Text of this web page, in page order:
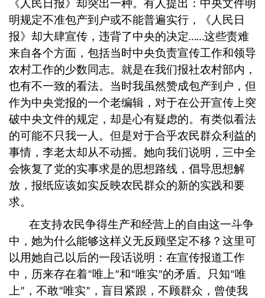
《人民日报》却突出一种。有人提出：中央文件明
明规定不准包产到户或不能普遍实行，《人民日
报》却大肆宣传，违背了中央的决定……这些责难
来自各个方面，包括当时中央负责宣传工作和领导
农村工作的少数同志。就是在我们报社农村部内，
也有不一致的看法。当时我虽然赞成包产到户，但
作为中央党报的一个老编辑，对于在公开宣传上突
破中央文件的规定，却是心有疑虑的。有类似看法
的可能不只我一人。但是对于合乎农民群众利益的
事情，李老太却从不动摇。她向我们说明，三中全
会恢复了党的实事求是的思想路线，倡导思想解
放，报纸应该如实反映农民群众的新的实践和要
求。
在支持农民争得生产和经营上的自由这一斗争
中，她为什么能够这样义无反顾坚定不移？这里可
以用她自己以后的一段话说明：在宣传报道工作
中，历来存在着“唯上”和“唯实”的矛盾。只知“唯
上” ，不敢“唯实” ，盲目紧跟，不顾群众，曾使我